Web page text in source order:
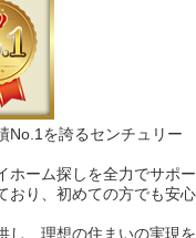
No.1を誇るセンチュリー
ホーム探しを全力でサポー
おり、初めての方でも安心
し、理想の住まいの実現を